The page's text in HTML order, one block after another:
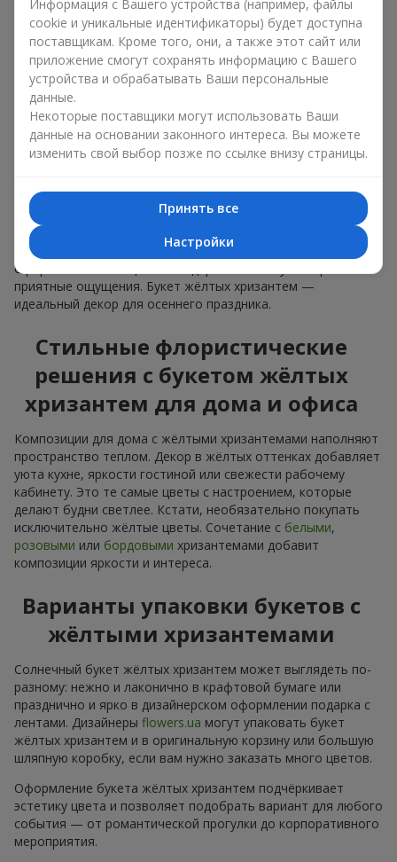
Букет жёлтых хризантем — символ радости, дружбы и
света. Он излучает положительную энергию и дарит
приятные воспоминания. Букет жёлтых хризантем —
настоящие цветы для поднятия настроения и символ
оптимизма, создающий эмоциональное впечатление без
лишних слов.
Жёлтые хризантемы в оформлении
для г. Львов: идеи для декора и
подарков
Букет жёлтых хризантем — отличное решение для
оформления помещения. Он дарит солнечную энергию и
приятные ощущения. Букет жёлтых хризантем —
идеальный декор для осеннего праздника.
Стильные флористические
решения с букетом жёлтых
хризантем для дома и офиса
Композиции для дома с жёлтыми хризантемами наполняют
пространство теплом. Декор в жёлтых оттенках добавляет
уюта кухне, яркости гостиной или свежести рабочему
кабинету. Это те самые цветы с настроением, которые
делают будни светлее. Кстати, необязательно покупать
исключительно жёлтые цветы. Сочетание с белыми,
розовыми или бордовыми хризантемами добавит
композиции яркости и интереса.
Варианты упаковки букетов с
жёлтыми хризантемами
Солнечный букет жёлтых хризантем может выглядеть по-
разному: нежно и лаконично в крафтовой бумаге или
празднично и ярко в дизайнерском оформлении подарка с
лентами. Дизайнеры flowers.ua могут упаковать букет
жёлтых хризантем и в оригинальную корзину или большую
шляпную коробку, если вам нужно заказать много цветов.
Оформление букета жёлтых хризантем подчёркивает
эстетику цвета и позволяет подобрать вариант для любого
события — от романтической прогулки до корпоративного
мероприятия.
Информация с Вашего устройства (например, файлы
cookie и уникальные идентификаторы) будет доступна
поставщикам. Кроме того, они, а также этот сайт или
приложение смогут сохранять информацию с Вашего
устройства и обрабатывать Ваши персональные
данные.
Некоторые поставщики могут использовать Ваши
данные на основании законного интереса. Вы можете
изменить свой выбор позже по ссылке внизу страницы.
Принять все
Настройки